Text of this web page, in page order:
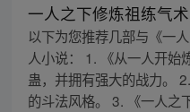
一人之下修炼祖练气
以下为您推荐几部与《一
人小说： 1. 《从一人开始
蛊，并拥有强大的战力。
的斗法风格。 3. 《一人之